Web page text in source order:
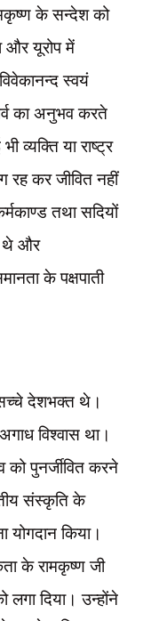
के सन्देश को
और यूरोप में
स्वयं
का अनुभव करते
व्यक्ति या राष्ट्र
कर जीवित नहीं
तथा सदियों
थे और
के पक्षपाती
सच्चे देशभक्त थे।
विश्वास था।
को पुनर्जीवित करने
संस्कृति के
योगदान किया।
के रामकृष्ण जी
लगा दिया। उन्होंने